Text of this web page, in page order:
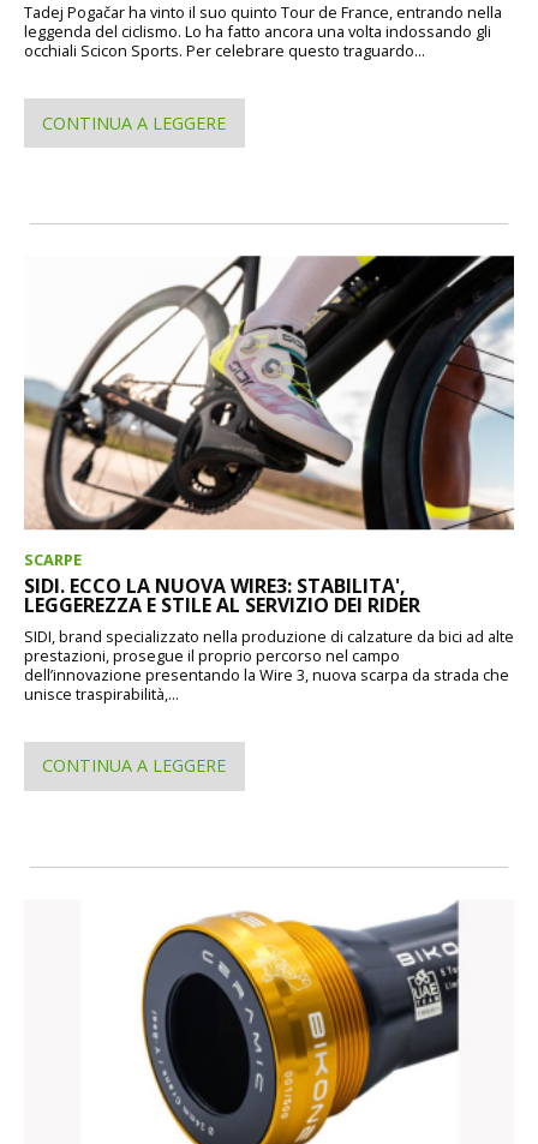
Tadej Pogačar ha vinto il suo quinto Tour de France, entrando nella
leggenda del ciclismo. Lo ha fatto ancora una volta indossando gli
occhiali Scicon Sports. Per celebrare questo traguardo...
CONTINUA A LEGGERE
SCARPE
SIDI. ECCO LA NUOVA WIRE3: STABILITA',
LEGGEREZZA E STILE AL SERVIZIO DEI RIDER
SIDI, brand specializzato nella produzione di calzature da bici ad alte
prestazioni, prosegue il proprio percorso nel campo
dell’innovazione presentando la Wire 3, nuova scarpa da strada che
unisce traspirabilità,...
CONTINUA A LEGGERE